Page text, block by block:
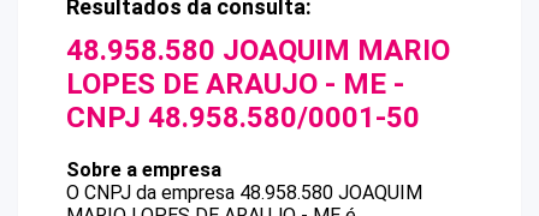
Resultados da consulta:
48.958.580 JOAQUIM MARIO
LOPES DE ARAUJO - ME -
CNPJ 48.958.580/0001-50
Sobre a empresa
O CNPJ da empresa 48.958.580 JOAQUIM